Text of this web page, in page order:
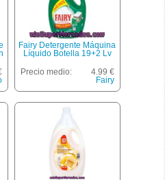
Fairy Detergente Máquina
Líquido Botella 19+2 Lv
Precio medio:
4.99 €
Fairy